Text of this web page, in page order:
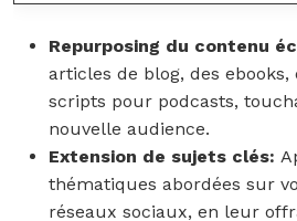
Repurposing du contenu
articles de blog, des ebooks,
scripts pour podcasts,
nouvelle audience.
Extension de sujets clés:
thématiques abordées sur
réseaux sociaux, en leur